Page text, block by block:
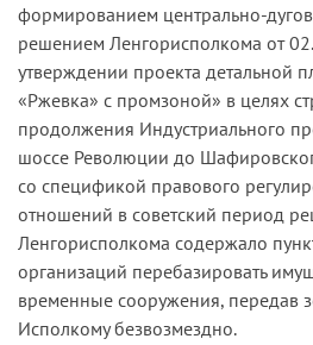
формированием центрально-
решением Ленгорисполкома от
утверждении проекта детальной
«Ржевка» с промзоной» в целях
продолжения Индустриального
шоссе Революции до
со спецификой правового
отношений в советский период
Ленгорисполкома содержало
организаций перебазировать
временные сооружения, передав
Исполкому безвозмездно.